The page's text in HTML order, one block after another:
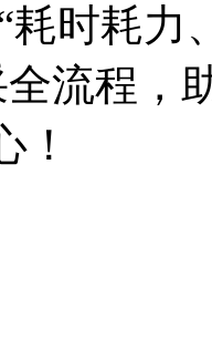
时耗力
程，
！